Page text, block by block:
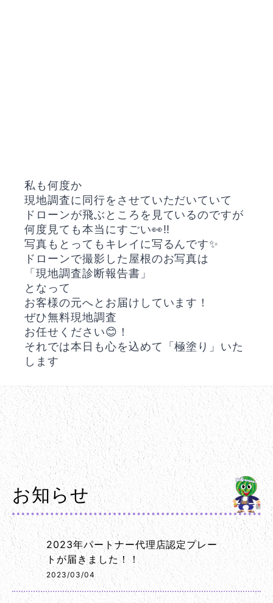
私も何度か
現地調査に同行をさせていただいていて
ドローンが飛ぶところを見ているのですが
何度見ても本当にすごい👀‼️
写真もとってもキレイに写るんです✨
ドローンで撮影した屋根のお写真は
「現地調査診断報告書」
となって
お客様の元へとお届けしています！
ぜひ無料現地調査
お任せください😊！
それでは本日も心を込めて「極塗り」いた
します
お知らせ
2023年パートナー代理店認定プレー
トが届きました！！
2023/03/04